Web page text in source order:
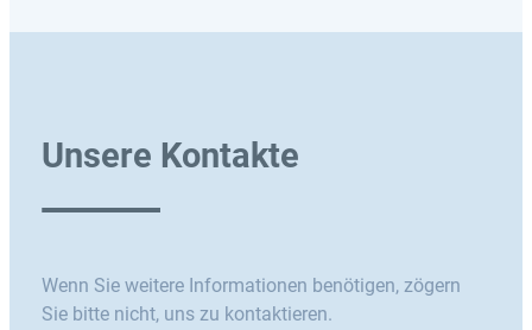
Unsere Kontakte
Wenn Sie weitere Informationen benötigen, zögern
Sie bitte nicht, uns zu kontaktieren.